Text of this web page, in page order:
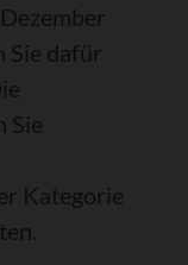
Sie dafür
Sie
Kategorie